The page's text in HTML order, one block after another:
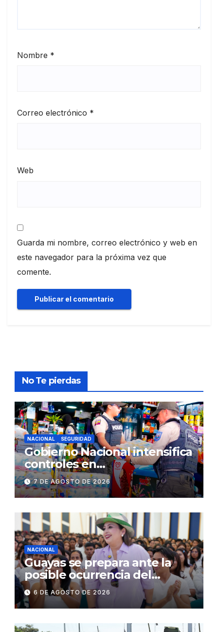
Nombre *
Correo electrónico *
Web
Guarda mi nombre, correo electrónico y web en
este navegador para la próxima vez que
comente.
No Te pierdas
NACIONAL SEGURIDAD
Gobierno Nacional intensifica
controles en
establecimientos y espacios
públicos de Pichincha: 684
operativos en zonas
comerciales y de
concurrencia
7 DE AGOSTO DE 2026
NACIONAL
Guayas se prepara ante la
posible ocurrencia del
fenómeno de El Niño:
Gobierno Nacional capacita a
2.500 jóvenes
6 DE AGOSTO DE 2026